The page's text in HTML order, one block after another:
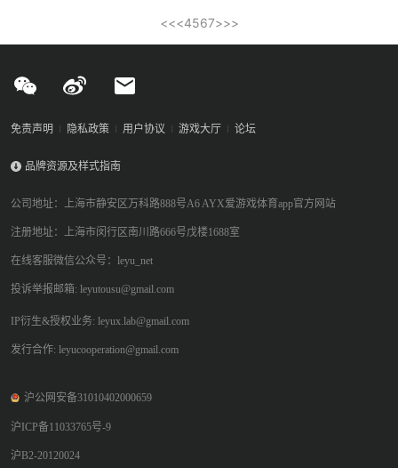
<<<4567>>>
免责声明 隐私政策 用户协议 游戏大厅 论坛
品牌资源及样式指南
公司地址：上海市静安区万科路888号A6 AYX爱游戏体育app官方网站
注册地址：上海市闵行区南川路666号戊楼1688室
在线客服微信公众号：leyu_net
投诉举报邮箱: leyutousu@gmail.com
IP衍生&授权业务: leyux.lab@gmail.com
发行合作: leyucooperation@gmail.com
沪公网安备31010402000659
沪ICP备11033765号-9
沪B2-20120024